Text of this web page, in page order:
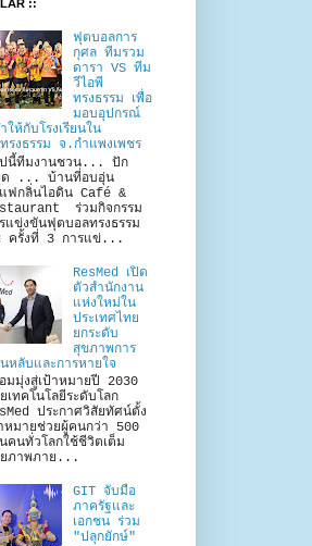
::
ฟุตบอลการ
กุศล ทีมรวม
ดารา VS ทีม
วีไอพี
ทรงธรรม เพื่อ
มอบอุปกรณ์
ให้กับโรงเรียนใน
รงธรรม จ.กำแพงเพชร
นี้ทีมงานชวน... ปัก
ด ... บ้านที่อบอุ่น
ฟกลิ่นไอดิน Café &
ร่วมกิจกรรม
แข่งขันฟุตบอลทรงธรรม
ครั้งที่ 3 การแข่...
ResMed เปิด
ตัวสำนักงาน
แห่งใหม่ใน
ประเทศไทย
ยกระดับ
สุขภาพการ
หลับและการหายใจ
มมุ่งสู่เป้าหมายปี 2030
เทคโนโลยีระดับโลก
ประกาศวิสัยทัศน์ตั้ง
หมายช่วยผู้คนกว่า 500
คนทั่วโลกใช้ชีวิตเต็ม
ภาพภาย...
GIT จับมือ
ภาครัฐและ
เอกชน ร่วม
"ปลุกยักษ์"